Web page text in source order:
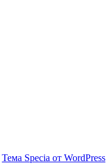
Тема Specia от WordPress